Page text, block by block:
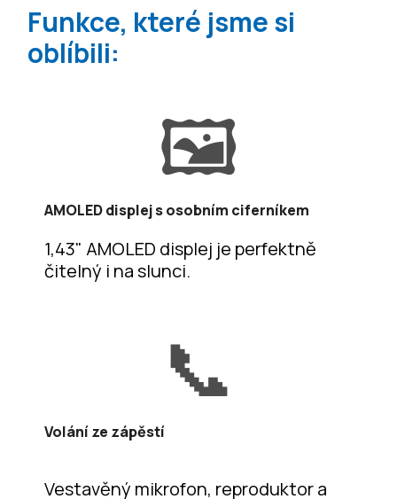
Funkce, které jsme si
oblíbili:
🖼️
AMOLED displej s osobním ciferníkem
1,43" AMOLED displej je perfektně
čitelný i na slunci.
📞
Volání ze zápěstí
Vestavěný mikrofon, reproduktor a